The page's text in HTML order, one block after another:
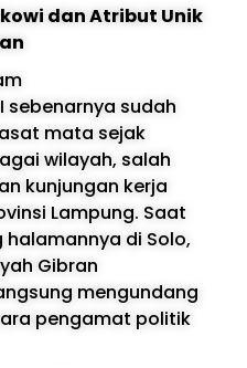
dan Atribut Unik
sebenarnya sudah
mata sejak
wilayah, salah
kunjungan kerja
Lampung. Saat
di Solo,
Gibran
mengundang
pengamat politik